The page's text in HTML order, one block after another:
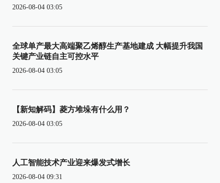
2026-08-04 03:05
全球单产最大高端聚乙烯醇生产基地建成 大幅提升我国
关键产业链自主可控水平
2026-08-04 03:05
【新知解码】菱方堆垛有什么用？
2026-08-04 03:05
人工智能技术产业迎来爆发式增长
2026-08-04 09:31